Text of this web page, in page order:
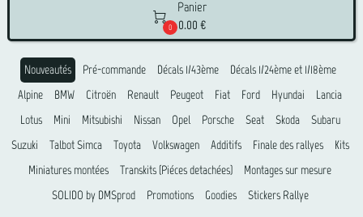

0
Panier
0.00 €
Nouveautés Pré-commande Décals 1/43ème
Décals 1/24ème et 1/18ème
Alpine
BMW Citroën Renault Peugeot Fiat Ford Hyundai
Lancia
Lotus
Mini Mitsubishi Nissan Opel Porsche Seat Skoda
Subaru
Suzuki
Talbot Simca Toyota Volkswagen Additifs Finale des rallyes
Kits
Miniatures montées
Transkits (Piéces detachées)
Montages sur mesure
SOLIDO by DMSprod
Promotions Goodies Stickers Rallye